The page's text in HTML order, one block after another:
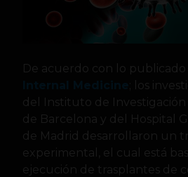
De acuerdo con lo publicado
; los
del Instituto de Investigación
de Barcelona y del Hospital
de Madrid desarrollaron un
experimental, el cual está
ejecución de trasplantes de